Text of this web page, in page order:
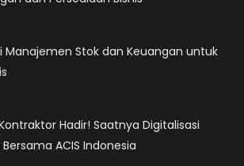
Manajemen Stok dan Keuangan untuk
Hadir! Saatnya Digitalisasi
ACIS Indonesia